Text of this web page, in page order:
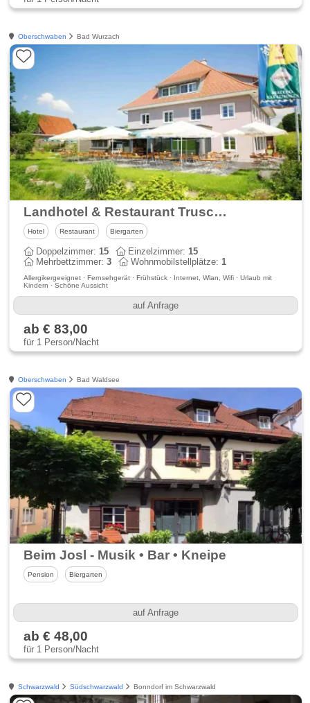
Oberschwaben Bad Wurzach
Landhotel & Restaurant Truschwende 4
Hotel Restaurant Biergarten
Doppelzimmer:15 Einzelzimmer:15
Mehrbettzimmer:3 Wohnmobilstellplätze:1
Allergikergeeignet · Fernsehgerät · Frühstück · Internet, Wlan, Wifi · Urlaub mit
Kindern · Schöne Aussicht
auf Anfrage
ab € 83,00
für 1 Person/Nacht
Oberschwaben Bad Waldsee
Beim Josl - Musik • Bar • Kneipe
Pension Biergarten
auf Anfrage
ab € 48,00
für 1 Person/Nacht
Schwarzwald Südschwarzwald Bonndorf im Schwarzwald